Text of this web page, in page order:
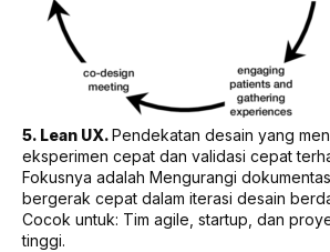
5. Lean UX. Pendekatan desain yang
eksperimen cepat dan validasi cepat
Fokusnya adalah Mengurangi
bergerak cepat dalam iterasi desain
Cocok untuk: Tim agile, startup, dan
tinggi.